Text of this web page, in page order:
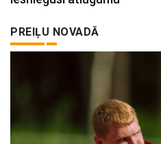
PREIĻU NOVADĀ